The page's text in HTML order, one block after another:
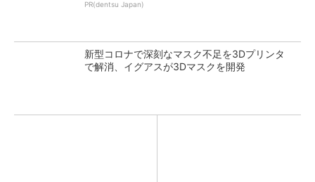
PR(dentsu Japan)
新型コロナで深刻なマスク不足を3Dプリンタ
で解消、イグアスが3Dマスクを開発